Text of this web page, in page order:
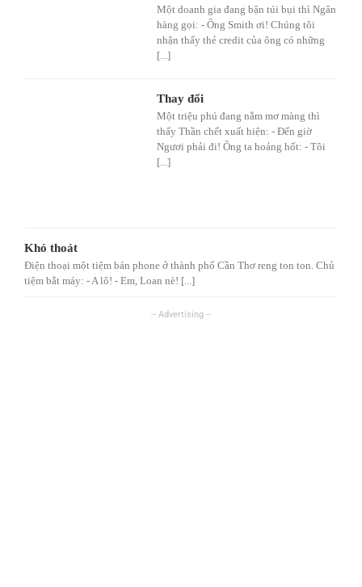
Một doanh gia đang bận túi bụi thì Ngân
hàng gọi: - Ông Smith ơi! Chúng tôi
nhận thấy thẻ credit của ông có những
[...]
Thay đổi
Một triệu phú đang nằm mơ màng thì
thấy Thần chết xuất hiện: - Đến giờ
Ngươi phải đi! Ông ta hoảng hốt: - Tôi
[...]
Khó thoát
Điện thoại một tiệm bán phone ở thành phố Cần Thơ reng ton ton. Chủ
tiệm bắt máy: - A lô! - Em, Loan nè! [...]